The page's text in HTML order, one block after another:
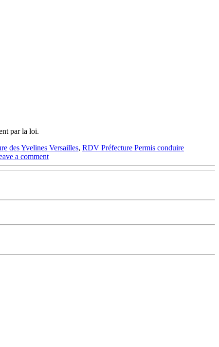
par la loi.
des Yvelines Versailles, RDV Préfecture Permis conduire
a comment